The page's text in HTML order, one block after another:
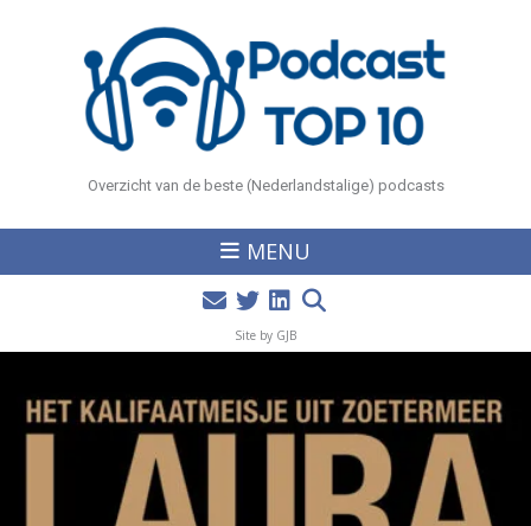
Overzicht van de beste (Nederlandstalige) podcasts
MENU
Site by GJB